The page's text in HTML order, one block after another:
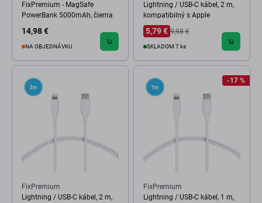
FixPremium - MagSafe
PowerBank 5000mAh, čierna
14,98 €
NA OBJEDNÁVKU
Lightning / USB-C kábel, 2 m,
kompatibilný s Apple
5,79 € 9,98 €
SKLADOM 7 ks
FixPremium
Lightning / USB-C kábel, 2 m,
-17 %
FixPremium
Lightning / USB-C kábel, 1 m,